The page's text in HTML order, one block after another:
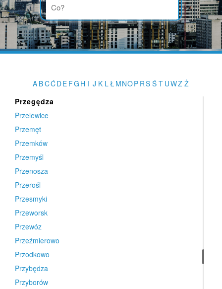
A BCĆDE FG H I J K LŁ MNOP RS Ś T UWZ Ż
Pruszków
Przasnysz
Przechlewo
Przecław
Przegędza
Przelewice
Przemęt
Przemków
Przemyśl
Przenosza
Przerośl
Przesmyki
Przeworsk
Przewóz
Przeźmierowo
Przodkowo
Przybędza
Przyborów